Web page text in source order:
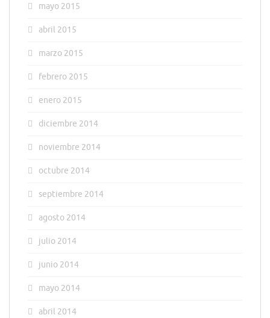
mayo 2015
abril 2015
marzo 2015
febrero 2015
enero 2015
diciembre 2014
noviembre 2014
octubre 2014
septiembre 2014
agosto 2014
julio 2014
junio 2014
mayo 2014
abril 2014